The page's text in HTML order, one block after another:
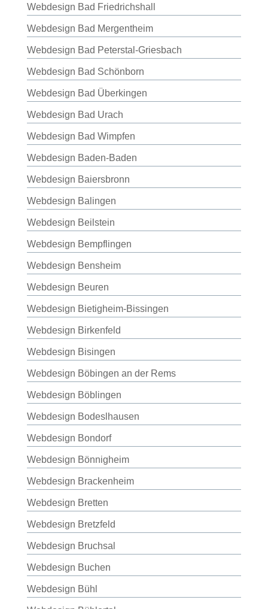
Webdesign Bad Friedrichshall
Webdesign Bad Mergentheim
Webdesign Bad Peterstal-Griesbach
Webdesign Bad Schönborn
Webdesign Bad Überkingen
Webdesign Bad Urach
Webdesign Bad Wimpfen
Webdesign Baden-Baden
Webdesign Baiersbronn
Webdesign Balingen
Webdesign Beilstein
Webdesign Bempflingen
Webdesign Bensheim
Webdesign Beuren
Webdesign Bietigheim-Bissingen
Webdesign Birkenfeld
Webdesign Bisingen
Webdesign Böbingen an der Rems
Webdesign Böblingen
Webdesign Bodeslhausen
Webdesign Bondorf
Webdesign Bönnigheim
Webdesign Brackenheim
Webdesign Bretten
Webdesign Bretzfeld
Webdesign Bruchsal
Webdesign Buchen
Webdesign Bühl